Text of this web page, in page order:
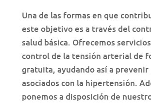
Una de las formas en que
este objetivo es a través del
salud básica. Ofrecemos
control de la tensión arterial de
gratuita, ayudando así a prevenir
asociados con la hipertensión.
ponemos a disposición de